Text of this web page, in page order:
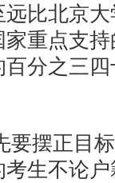
比北京
重点支持
分之三
要摆正目
生不论